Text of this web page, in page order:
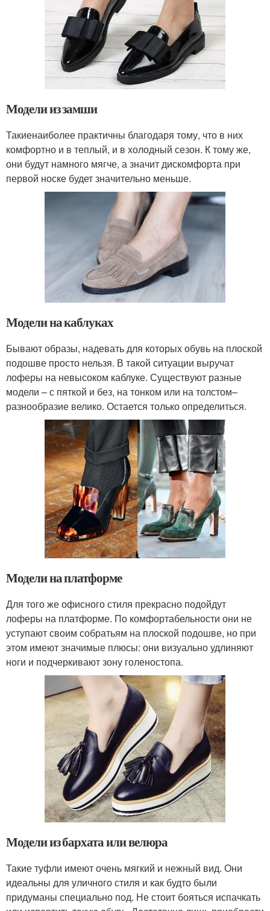
Модели из замши
Такиенаиболее практичны благодаря тому, что в них
комфортно и в теплый, и в холодный сезон. К тому же,
они будут намного мягче, а значит дискомфорта при
первой носке будет значительно меньше.
Модели на каблуках
Бывают образы, надевать для которых обувь на плоской
подошве просто нельзя. В такой ситуации выручат
лоферы на невысоком каблуке. Существуют разные
модели – с пяткой и без, на тонком или на толстом–
разнообразие велико. Остается только определиться.
Модели на платформе
Для того же офисного стиля прекрасно подойдут
лоферы на платформе. По комфортабельности они не
уступают своим собратьям на плоской подошве, но при
этом имеют значимые плюсы: они визуально удлиняют
ноги и подчеркивают зону голеностопа.
Модели из бархата или велюра
Такие туфли имеют очень мягкий и нежный вид. Они
идеальны для уличного стиля и как будто были
придуманы специально под. Не стоит бояться испачкать